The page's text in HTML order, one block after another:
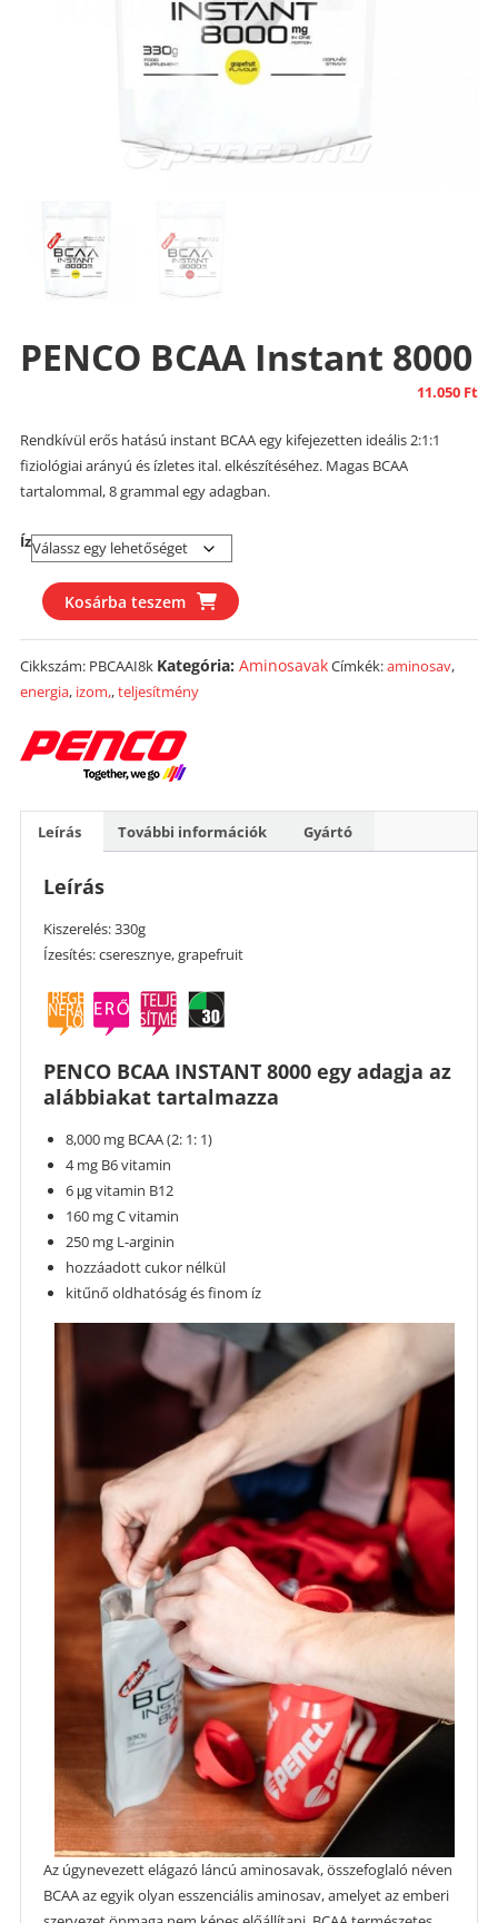
PENCO BCAA Instant 8000
11.050 Ft
Rendkívül erős hatású instant BCAA egy kifejezetten ideális 2:1:1
fiziológiai arányú és ízletes ital. elkészítéséhez. Magas BCAA
tartalommal, 8 grammal egy adagban.
Íz
PENCO
BCAA
Instant
8000
mennyiség
Kosárba teszem
Cikkszám: PBCAAI8k Kategória: AminosavakCímkék:aminosav,
energia, izom,,teljesítmény
Leírás További információk Gyártó
Leírás
Kiszerelés: 330g
Ízesítés: cseresznye, grapefruit
PENCO BCAA INSTANT 8000 egy adagja az
alábbiakat tartalmazza
8,000 mg BCAA (2: 1: 1)
4 mg B6 vitamin
6 μg vitamin B12
160 mg C vitamin
250 mg L-arginin
hozzáadott cukor nélkül
kitűnő oldhatóság és finom íz
Az úgynevezett elágazó láncú aminosavak, összefoglaló néven
BCAA az egyik olyan esszenciális aminosav, amelyet az emberi